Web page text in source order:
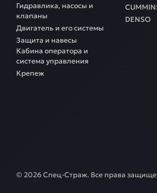
Гидравлика, насосы и
клапаны
Двигатель и его системы
Защита и навесы
Кабина оператора и
система управления
Крепеж
DENSO
© 2026Спец-Страж. Все права